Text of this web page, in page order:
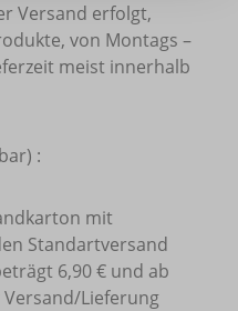
Versand erfolgt,
von Montags –
meist innerhalb
:
mit
Standartversand
6,90 € und ab
Lieferung